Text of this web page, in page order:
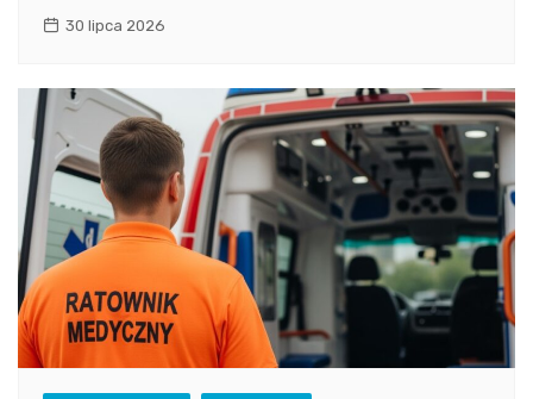
30 lipca 2026